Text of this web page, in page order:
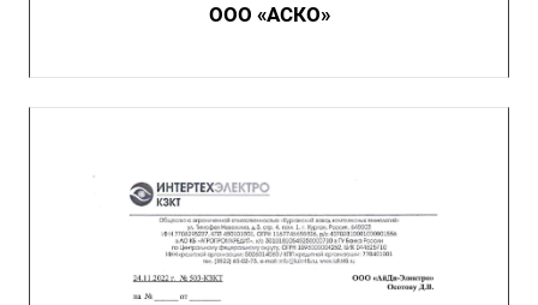
ООО «АСКО»